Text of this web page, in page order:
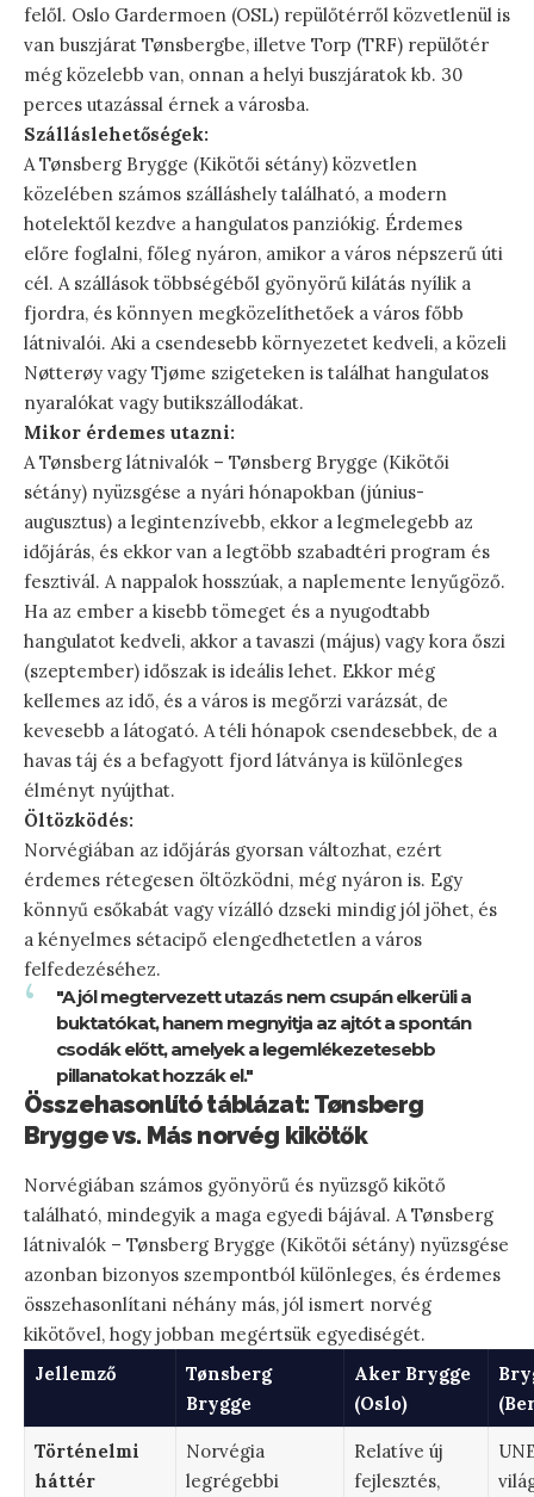
felől. Oslo Gardermoen (OSL) repülőtérről közvetlenül is
van buszjárat Tønsbergbe, illetve Torp (TRF) repülőtér
még közelebb van, onnan a helyi buszjáratok kb. 30
perces utazással érnek a városba.
Szálláslehetőségek:
A Tønsberg Brygge (Kikötői sétány) közvetlen
közelében számos szálláshely található, a modern
hotelektől kezdve a hangulatos panziókig. Érdemes
előre foglalni, főleg nyáron, amikor a város népszerű úti
cél. A szállások többségéből gyönyörű kilátás nyílik a
fjordra, és könnyen megközelíthetőek a város főbb
látnivalói. Aki a csendesebb környezetet kedveli, a közeli
Nøtterøy vagy Tjøme szigeteken is találhat hangulatos
nyaralókat vagy butikszállodákat.
Mikor érdemes utazni:
A Tønsberg látnivalók – Tønsberg Brygge (Kikötői
sétány) nyüzsgése a nyári hónapokban (június-
augusztus) a legintenzívebb, ekkor a legmelegebb az
időjárás, és ekkor van a legtöbb szabadtéri program és
fesztivál. A nappalok hosszúak, a naplemente lenyűgöző.
Ha az ember a kisebb tömeget és a nyugodtabb
hangulatot kedveli, akkor a tavaszi (május) vagy kora őszi
(szeptember) időszak is ideális lehet. Ekkor még
kellemes az idő, és a város is megőrzi varázsát, de
kevesebb a látogató. A téli hónapok csendesebbek, de a
havas táj és a befagyott fjord látványa is különleges
élményt nyújthat.
Öltözködés:
Norvégiában az időjárás gyorsan változhat, ezért
érdemes rétegesen öltözködni, még nyáron is. Egy
könnyű esőkabát vagy vízálló dzseki mindig jól jöhet, és
a kényelmes sétacipő elengedhetetlen a város
felfedezéséhez.
"A jól megtervezett utazás nem csupán elkerüli a
buktatókat, hanem megnyitja az ajtót a spontán
csodák előtt, amelyek a legemlékezetesebb
pillanatokat hozzák el."
Összehasonlító táblázat: Tønsberg
Brygge vs. Más norvég kikötők
Norvégiában számos gyönyörű és nyüzsgő kikötő
található, mindegyik a maga egyedi bájával. A Tønsberg
látnivalók – Tønsberg Brygge (Kikötői sétány) nyüzsgése
azonban bizonyos szempontból különleges, és érdemes
összehasonlítani néhány más, jól ismert norvég
kikötővel, hogy jobban megértsük egyediségét.
Jellemző
Tønsberg
Brygge
Aker Brygge
(Oslo)
Történelmi
háttér
Norvégia
legrégebbi
Relatíve új
fejlesztés,